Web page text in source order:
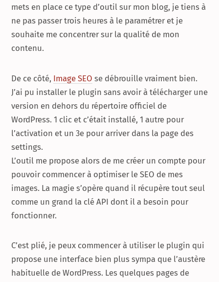
mets en place ce type d’outil sur mon blog, je tiens à
ne pas passer trois heures à le paramétrer et je
souhaite me concentrer sur la qualité de mon
contenu.
De ce côté, Image SEO se débrouille vraiment bien.
J’ai pu installer le plugin sans avoir à télécharger une
version en dehors du répertoire officiel de
WordPress. 1 clic et c’était installé, 1 autre pour
l’activation et un 3e pour arriver dans la page des
settings.
L’outil me propose alors de me créer un compte pour
pouvoir commencer à optimiser le SEO de mes
images. La magie s’opère quand il récupère tout seul
comme un grand la clé API dont il a besoin pour
fonctionner.
C’est plié, je peux commencer à utiliser le plugin qui
propose une interface bien plus sympa que l’austère
habituelle de WordPress. Les quelques pages de